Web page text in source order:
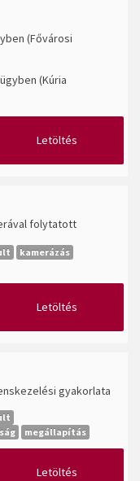
(Fővárosi
(Kúria
Letöltés
folytatott
kamerázás
Letöltés
gyakorlata
megállapítás
Letöltés